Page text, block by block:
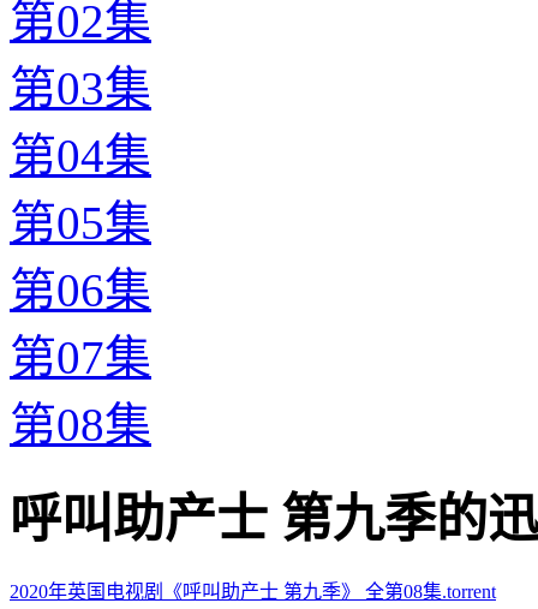
第02集
第03集
第04集
第05集
第06集
第07集
第08集
呼叫助产士 第九季的迅
2020年英国电视剧《呼叫助产士 第九季》 全第08集.torrent